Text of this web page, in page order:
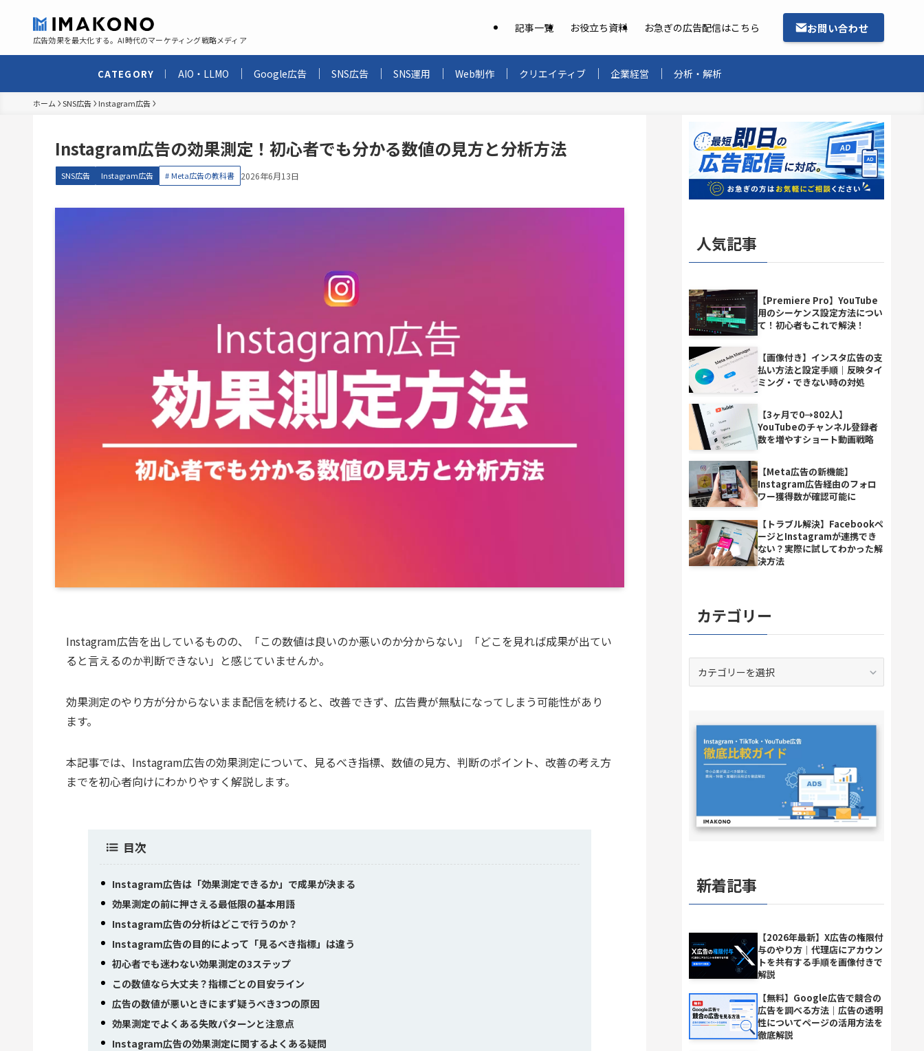
広告効果を最大化する。AI時代のマーケティング戦略メディア
記事一覧 お役立ち資料 お急ぎの広告配信はこちら お問い合わせ
CATEGORY AIO・LLMO Google広告 SNS広告 SNS運用 Web制作 クリエイティブ 企業経営 分析・解析
ホーム SNS広告 Instagram広告
Instagram広告の効果測定！初心者でも分かる数値の見方と分析方法
SNS広告 Instagram広告 Meta広告の教科書 2026年6月13日
Instagram広告を出しているものの、「この数値は良いのか悪いのか分からない」「どこを見れば成果が出てい
ると言えるのか判断できない」と感じていませんか。
効果測定のやり方が分からないまま配信を続けると、改善できず、広告費が無駄になってしまう可能性があり
ます。
本記事では、Instagram広告の効果測定について、見るべき指標、数値の見方、判断のポイント、改善の考え方
までを初心者向けにわかりやすく解説します。
目次
Instagram広告は「効果測定できるか」で成果が決まる
効果測定の前に押さえる最低限の基本用語
Instagram広告の分析はどこで行うのか？
Instagram広告の目的によって「見るべき指標」は違う
初心者でも迷わない効果測定の3ステップ
この数値なら大丈夫？指標ごとの目安ライン
広告の数値が悪いときにまず疑うべき3つの原因
効果測定でよくある失敗パターンと注意点
Instagram広告の効果測定に関するよくある疑問
人気記事
【Premiere Pro】YouTube
用のシーケンス設定方法につい
て！初心者もこれで解決！
【画像付き】インスタ広告の支
払い方法と設定手順｜反映タイ
ミング・できない時の対処
【3ヶ月で0→802人】
YouTubeのチャンネル登録者
数を増やすショート動画戦略
【Meta広告の新機能】
Instagram広告経由のフォロ
ワー獲得数が確認可能に
【トラブル解決】Facebookペ
ージとInstagramが連携でき
ない？実際に試してわかった解
決方法
カテゴリー
ー
新着記事
【2026年最新】X広告の権限付
与のやり方｜代理店にアカウン
トを共有する手順を画像付きで
解説
【無料】Google広告で競合の
広告を調べる方法｜広告の透明
性についてページの活用方法を
徹底解説